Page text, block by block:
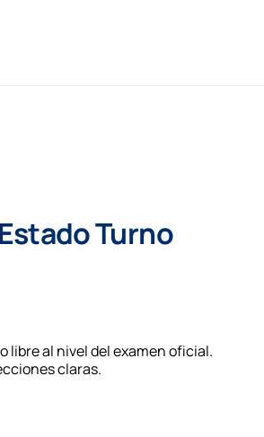
Turno
libre al nivel del examen oficial.
claras.